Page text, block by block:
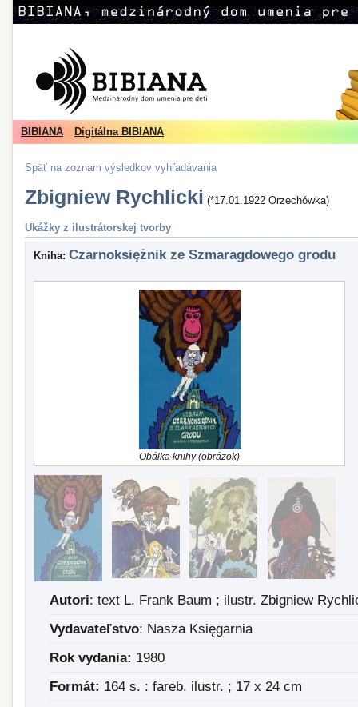
BIBIANA Digitálna BIBIANA
Späť na zoznam výsledkov vyhľadávania
Zbigniew Rychlicki (*17.01.1922 Orzechówka)
Ukážky z ilustrátorskej tvorby
Kniha: Czarnoksiężnik ze Szmaragdowego grodu
Obálka knihy (obrázok)
Autori: text L. Frank Baum ; ilustr. Zbigniew
Vydavateľstvo: Nasza Księgarnia
Rok vydania: 1980
Formát: 164 s. : fareb. ilustr. ; 17 x 24 cm